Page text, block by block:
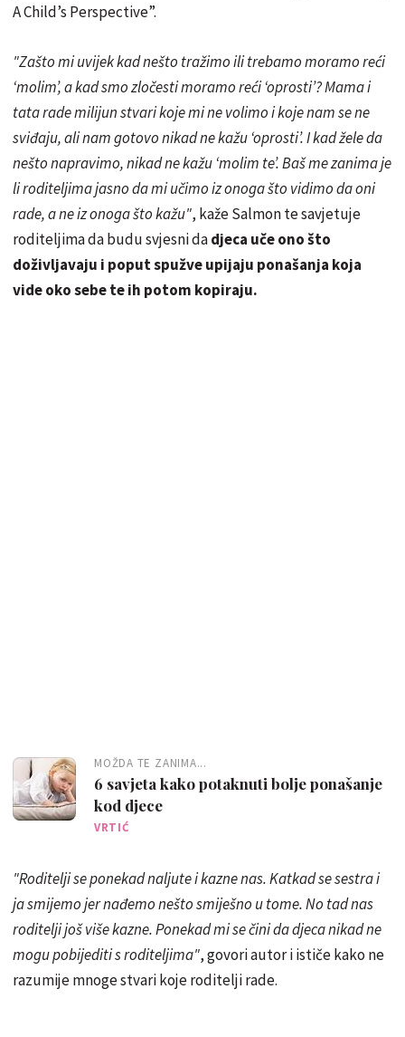
A Child’s Perspective”.
"Zašto mi uvijek kad nešto tražimo ili trebamo moramo reći
‘molim’, a kad smo zločesti moramo reći ‘oprosti’? Mama i
tata rade milijun stvari koje mi ne volimo i koje nam se ne
sviđaju, ali nam gotovo nikad ne kažu ‘oprosti’. I kad žele da
nešto napravimo, nikad ne kažu ‘molim te’. Baš me zanima je
li roditeljima jasno da mi učimo iz onoga što vidimo da oni
rade, a ne iz onoga što kažu", kaže Salmon te savjetuje
roditeljima da budu svjesni dadjeca uče ono što
doživljavaju i poput spužve upijaju ponašanja koja
vide oko sebe te ih potom kopiraju.
MOŽDA TE ZANIMA...
6 savjeta kako potaknuti bolje ponašanje
kod djece
VRTIĆ
"Roditelji se ponekad naljute i kazne nas. Katkad se sestra i
ja smijemo jer nađemo nešto smiješno u tome. No tad nas
roditelji još više kazne. Ponekad mi se čini da djeca nikad ne
mogu pobijediti s roditeljima", govori autor i ističe kako ne
razumije mnoge stvari koje roditelji rade.